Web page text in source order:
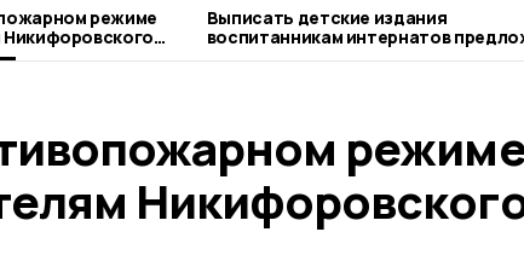
режиме
Выписать детские издания
воспитанникам интернатов
никифоровцам